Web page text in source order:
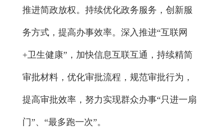
推进简政放权。持续优化政务服务，创新服
务方式，提高办事效率。深入推进“互联网
+卫生健康”，加快信息互联互通，持续精简
审批材料，优化审批流程，规范审批行为，
提高审批效率，努力实现群众办事“只进一扇
门”、“最多跑一次”。